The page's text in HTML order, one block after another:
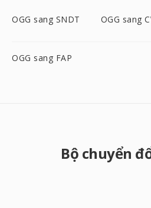
OGG sang SNDT OGG sang
OGG sang FAP
Bộ chuyển